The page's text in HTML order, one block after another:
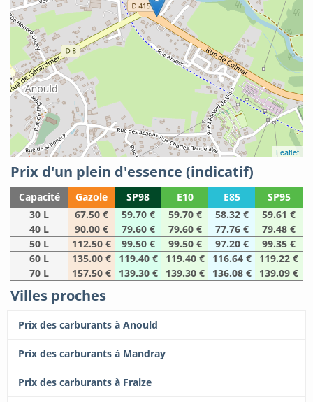
Leaflet
Prix d'un plein d'essence (indicatif)
Capacité Gazole SP98 E10 E85
SP95
30 L
67.50 € 59.70 € 59.70 € 58.32 €
59.61 €
40 L
90.00 € 79.60 € 79.60 € 77.76 €
79.48 €
50 L
112.50 € 99.50 € 99.50 € 97.20 €
99.35 €
60 L
135.00 € 119.40 € 119.40 € 116.64 €
119.22 €
70 L
157.50 € 139.30 € 139.30 € 136.08 € 139.09 €
Villes proches
Prix des carburants à Anould
Prix des carburants à Mandray
Prix des carburants à Fraize